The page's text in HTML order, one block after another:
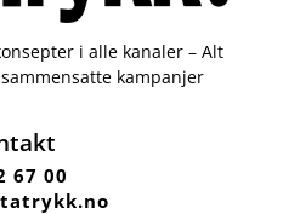
i alle kanaler – Alt
kampanjer
67 00